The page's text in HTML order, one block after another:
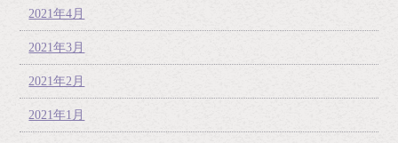
2021年4月
2021年3月
2021年2月
2021年1月